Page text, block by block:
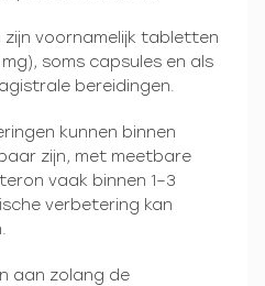
zijn voornamelijk tabletten
mg), soms capsules en als
bereidingen.
kunnen binnen
zijn, met meetbare
vaak binnen 1–3
verbetering kan
aan zolang de